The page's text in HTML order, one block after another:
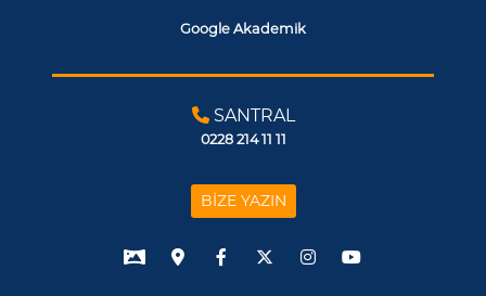
Google Akademik
SANTRAL
0228 214 11 11
BİZE YAZIN